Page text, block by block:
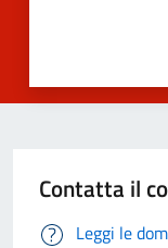
Contatta il
Leggi le